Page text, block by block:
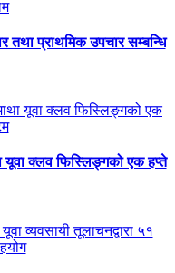
तथा प्राथमिक उपचार सम्बन्धि
क्लव फिस्लिङ्गको एक हप्ते